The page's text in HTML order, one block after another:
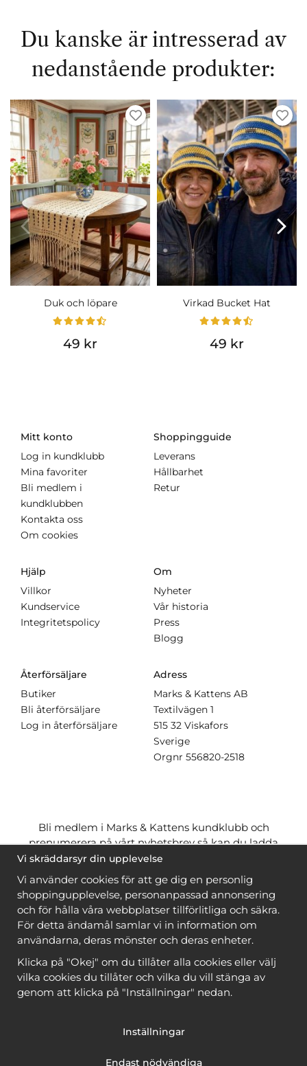
Du kanske är intresserad av
nedanstående produkter:
Duk och löpare
49 kr
Virkad Bucket Hat
49 kr
Mitt konto
Log in kundklubb
Mina favoriter
Bli medlem i
kundklubben
Kontakta oss
Om cookies
Shoppingguide
Leverans
Hållbarhet
Retur
Hjälp
Villkor
Kundservice
Integritetspolicy
Om
Nyheter
Vår historia
Press
Blogg
Återförsäljare
Butiker
Bli återförsäljare
Log in återförsäljare
Adress
Marks & Kattens AB
Textilvägen 1
515 32 Viskafors
Sverige
Orgnr 556820-2518
Bli medlem i Marks & Kattens kundklubb och
prenumerera på vårt nyhetsbrev så kan du ladda
ner många mönstergratisoch få många
när du handlar garn till mönstret. Du ser vilka som
är
gratis när du är inloggad
Bli medlem
Copyright © 2026, Marks & Kattens AB
Vi skräddarsyr din upplevelse
Vi använder cookies för att ge dig en personlig
shoppingupplevelse, personanpassad annonsering
och för hålla våra webbplatser tillförlitliga och säkra.
För detta ändamål samlar vi in information om
användarna, deras mönster och deras enheter.
Klicka på "Okej" om du tillåter alla cookies eller välj
vilka cookies du tillåter och vilka du vill stänga av
genom att klicka på "Inställningar" nedan.
Inställningar
Endast nödvändiga